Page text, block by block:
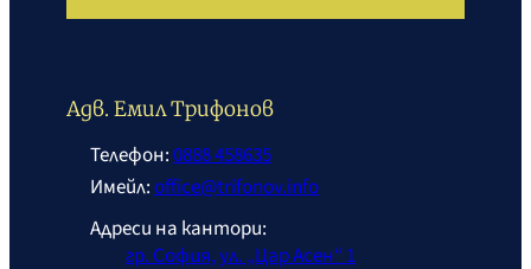
Адв. Емил Трифонов
Телефон:0888 458635
Имейл:office@trifonov.info
Адреси на кантори:
гр. София, ул. „Цар Асен“ 1